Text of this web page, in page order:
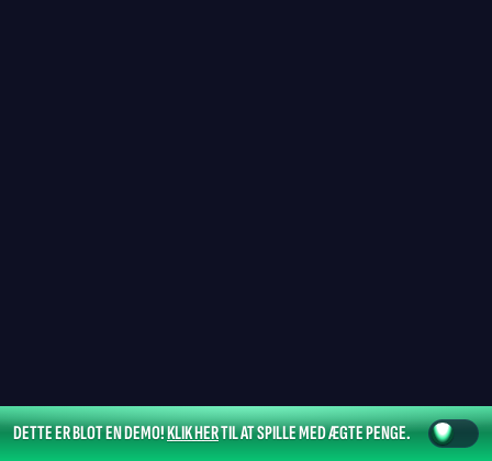
DETTE ER BLOT EN DEMO!KLIK HERTIL AT SPILLE MED ÆGTE PENGE.